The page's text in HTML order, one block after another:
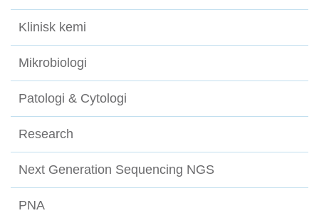
Klinisk kemi
Mikrobiologi
Patologi & Cytologi
Research
Next Generation Sequencing NGS
PNA